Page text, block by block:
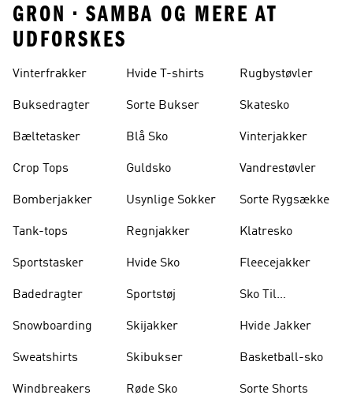
GRON • SAMBA OG MERE AT
UDFORSKES
Vinterfrakker
Buksedragter
Bæltetasker
Crop Tops
Bomberjakker
Tank-tops
Sportstasker
Badedragter
Snowboarding
Sweatshirts
Windbreakers
Hvide T-shirts
Sorte Bukser
Blå Sko
Guldsko
Usynlige Sokker
Regnjakker
Hvide Sko
Sportstøj
Skijakker
Skibukser
Røde Sko
Rugbystøvler
Skatesko
Vinterjakker
Vandrestøvler
Sorte Rygsække
Klatresko
Fleecejakker
Sko Til
Hvide Jakker
Basketball-sko
Sorte Shorts